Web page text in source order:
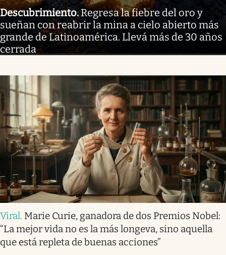
Descubrimiento.Regresa la fiebre del oro y
sueñan con reabrir la mina a cielo abierto más
grande de Latinoamérica. Llevá más de 30 años
cerrada
Viral. Marie Curie, ganadora de dos Premios Nobel:
“La mejor vida no es la más longeva, sino aquella
que está repleta de buenas acciones”